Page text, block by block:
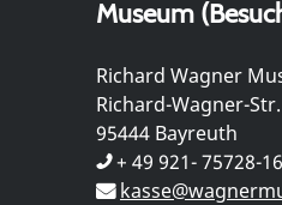
Museum
Richard Wagner
Richard-Wagner-
95444 Bayreuth
+ 49 921- 75728-16